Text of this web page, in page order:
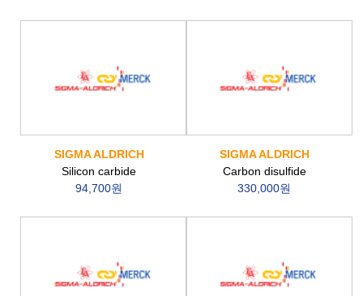
SIGMA ALDRICH
Silicon carbide
94,700원
SIGMA ALDRICH
Carbon disulfide
330,000원